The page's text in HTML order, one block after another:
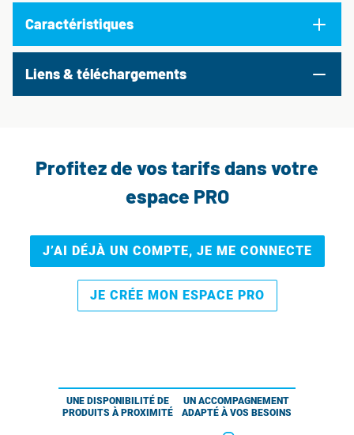
Caractéristiques
Liens & téléchargements
Profitez de vos tarifs dans votre
espace PRO
J’AI DÉJÀ UN COMPTE, JE ME CONNECTE
JE CRÉE MON ESPACE PRO
UNE DISPONIBILITÉ DE
PRODUITS À PROXIMITÉ
UN ACCOMPAGNEMENT
ADAPTÉ À VOS BESOINS